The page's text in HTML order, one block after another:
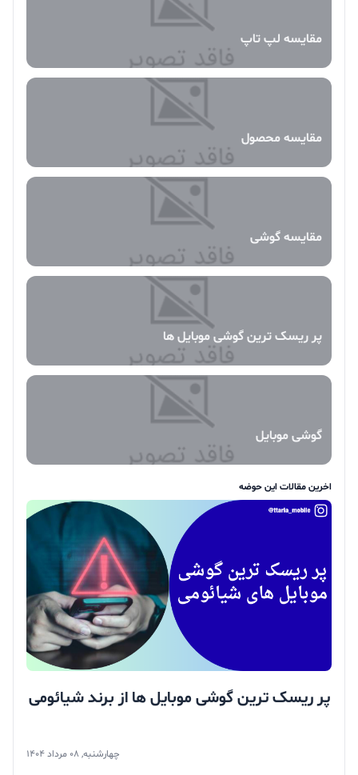
مقایسه لپ تاپ
مقایسه محصول
مقایسه گوشی
پر ریسک ترین گوشی موبایل ها
گوشی موبایل
اخرین مقالات این حوضه
پر ریسک ترین گوشی موبایل ها از برند شیائومی
چهارشنبه, 08 مرداد 1404